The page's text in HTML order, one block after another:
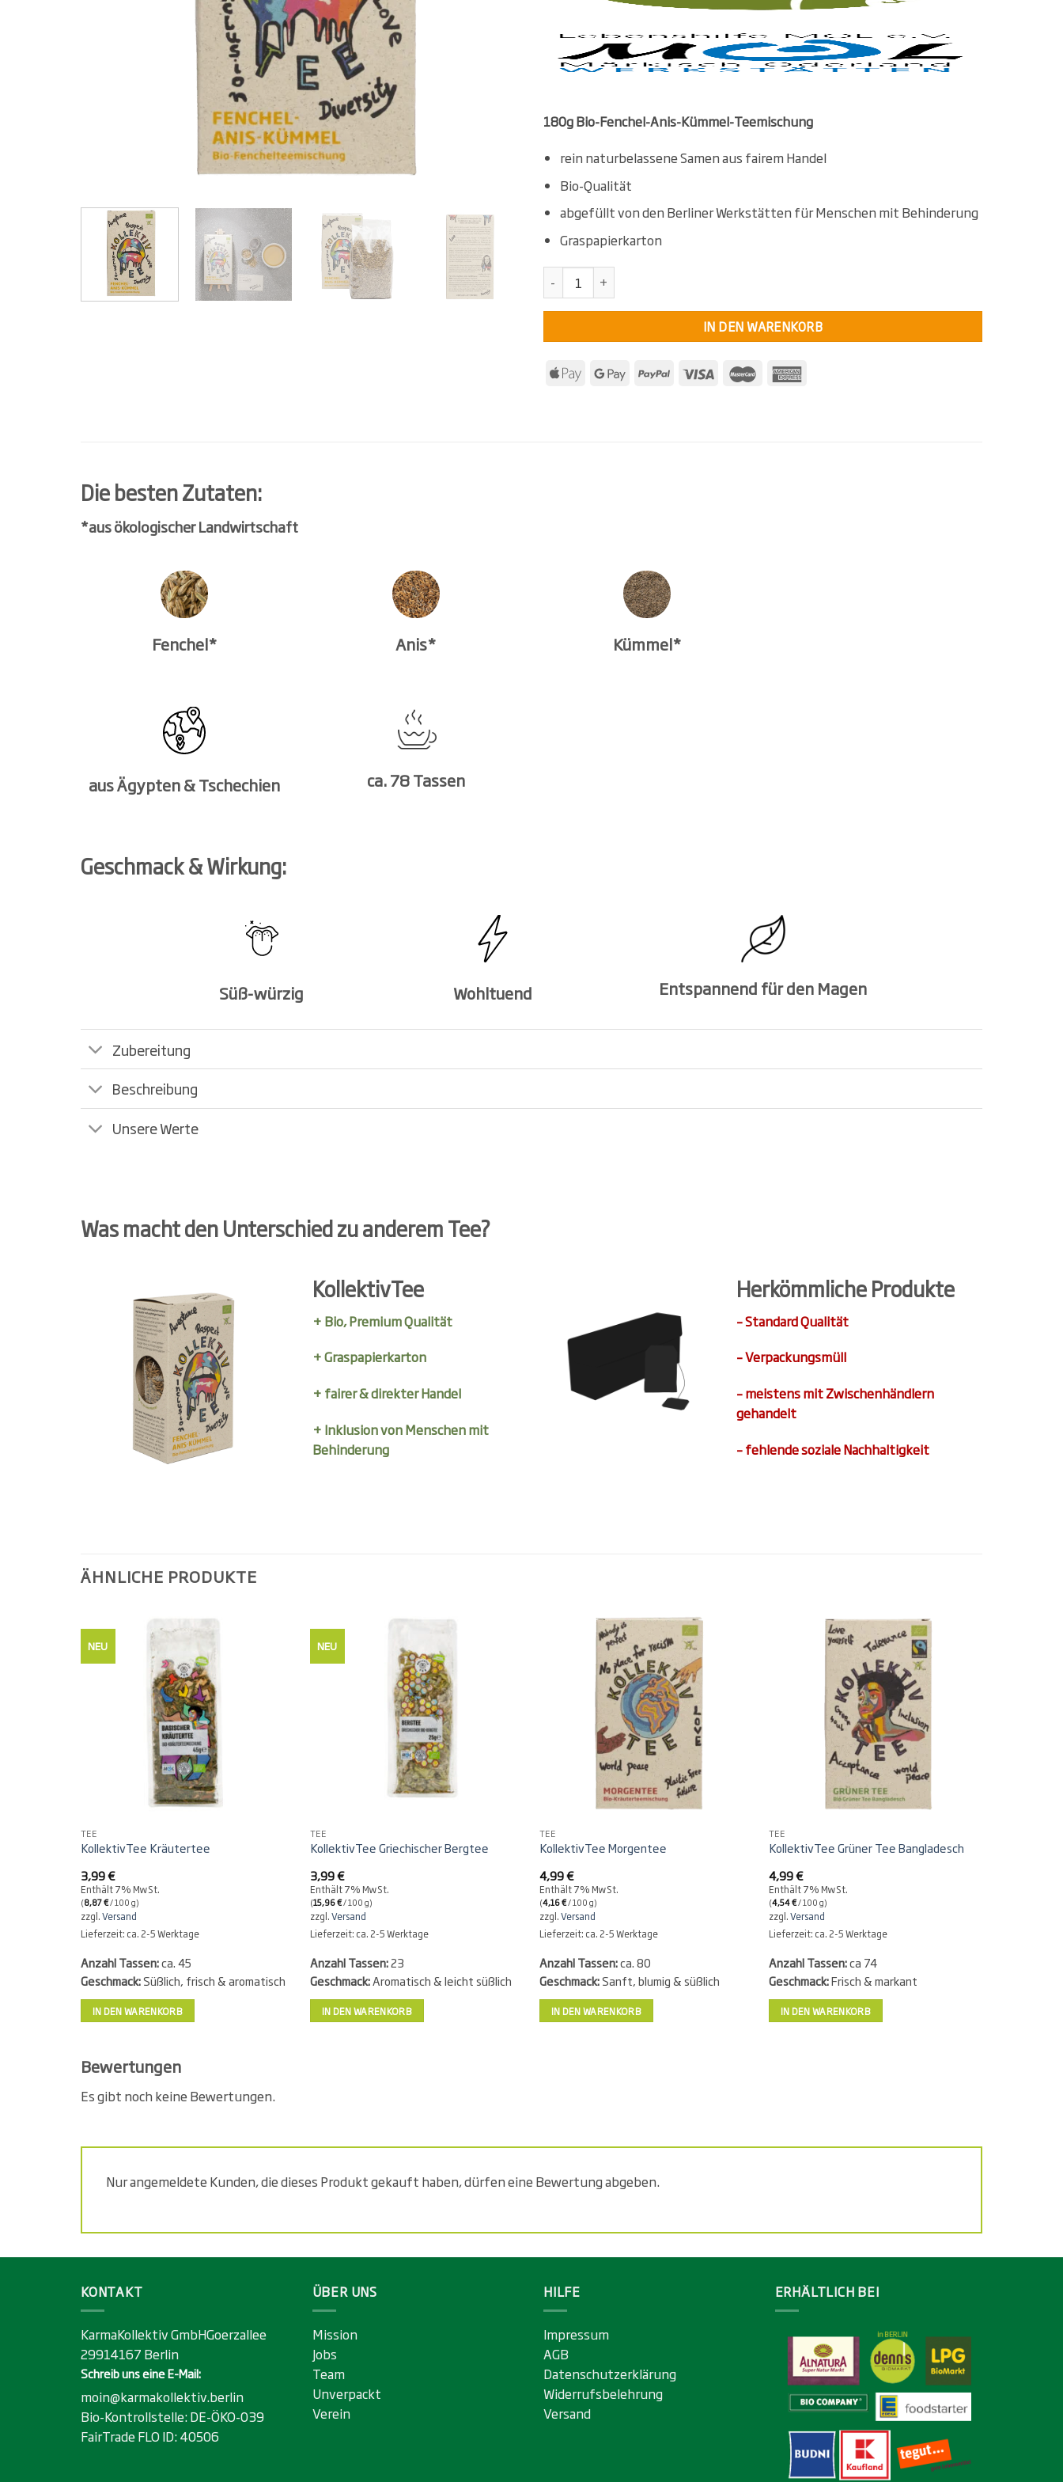
180g Bio-Fenchel-Anis-Kümmel-Teemischung
rein naturbelassene Samen aus fairem Handel
Bio-Qualität
abgefüllt von den Berliner Werkstätten für Menschen mit Behinderung
Graspapierkarton
KollektivTee Fenchel-Anis-Kümmel Menge
IN DEN WARENKORB
Die besten Zutaten:
*aus ökologischer Landwirtschaft
Fenchel* Anis* Kümmel*
aus Ägypten & Tschechien ca. 78 Tassen
Geschmack & Wirkung:
Süß-würzig Wohltuend Entspannend für den Magen
Zubereitung
Beschreibung
Unsere Werte
Was macht den Unterschied zu anderem Tee?
KollektivTee
+ Bio, Premium Qualität
+ Graspapierkarton
+ fairer & direkter Handel
+ Inklusion von Menschen mit
Behinderung
Herkömmliche Produkte
– Standard Qualität
– Verpackungsmüll
– meistens mit Zwischenhändlern
gehandelt
– fehlende soziale Nachhaltigkeit
ÄHNLICHE PRODUKTE
NEU
TEE
KollektivTee Kräutertee
3,99€
Enthält 7% MwSt.
(8,87€/ 100 g)
zzgl.Versand
Lieferzeit: ca. 2-5 Werktage
Anzahl Tassen:ca. 45
Geschmack:Süßlich, frisch & aromatisch
IN DEN WARENKORB
NEU
TEE
KollektivTee Griechischer Bergtee
3,99€
Enthält 7% MwSt.
(15,96€/ 100 g)
zzgl.Versand
Lieferzeit: ca. 2-5 Werktage
Anzahl Tassen:23
Geschmack:Aromatisch & leicht süßlich
IN DEN WARENKORB
TEE
KollektivTee Morgentee
4,99€
Enthält 7% MwSt.
(4,16€/ 100 g)
zzgl.Versand
Lieferzeit: ca. 2-5 Werktage
Anzahl Tassen:ca. 80
Geschmack:Sanft, blumig & süßlich
IN DEN WARENKORB
TEE
KollektivTee Grüner Tee Bangladesch
4,99€
Enthält 7% MwSt.
(4,54€/ 100 g)
zzgl.Versand
Lieferzeit: ca. 2-5 Werktage
Anzahl Tassen:ca 74
Geschmack:Frisch & markant
IN DEN WARENKORB
Bewertungen
Es gibt noch keine Bewertungen.
Nur angemeldete Kunden, die dieses Produkt gekauft haben, dürfen eine Bewertung abgeben.
KONTAKT
KarmaKollektiv GmbHGoerzallee
29914167 Berlin
Schreib uns eine E-Mail:
moin@karmakollektiv.berlin
Bio-Kontrollstelle:DE-ÖKO-039
FairTrade FLO ID:40506
ÜBER UNS
Mission
Jobs
Team
Unverpackt
Verein
HILFE
Impressum
AGB
Datenschutzerklärung
Widerrufsbelehrung
Versand
ERHÄLTLICH BEI